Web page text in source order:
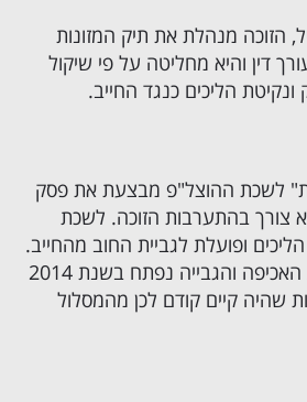
הזוכה מנהלת את תיק המזונות
דין והיא מחליטה על פי שיקול
הליכים כנגד החייב.
לשכת ההוצל"פ מבצעת את פסק
צורך בהתערבות הזוכה. לשכת
ופועלת לגביית החוב מהחייב.
מסלול המזונות ברשות האכיפה והגבייה נפתח בשנת 2014
שהיה קיים קודם לכן מהמסלול